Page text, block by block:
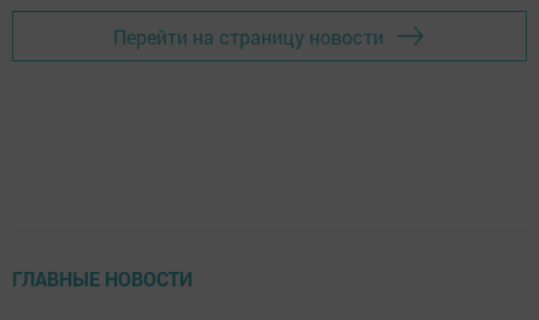
Перейти на страницу новости
ГЛАВНЫЕ НОВОСТИ